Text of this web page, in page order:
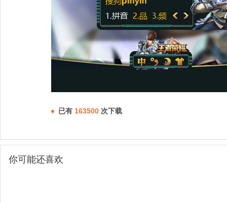
已有 163500 次下载
你可能还喜欢